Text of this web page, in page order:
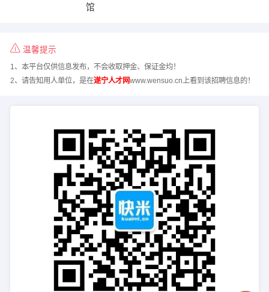
馆
温馨提示
1、本平台仅供信息发布，不会收取押金、保证金均！
2、请告知用人单位，是在遂宁人才网www.wensuo.cn上看到该招聘信息的！